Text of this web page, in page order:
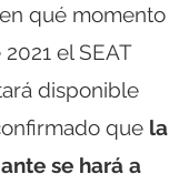
qué momento
el SEAT
disponible
que la
se hará a